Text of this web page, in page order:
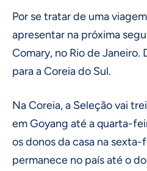
Por se tratar de uma
apresentar na próxima
Comary, no Rio de Janeiro.
para a Coreia do Sul.
Na Coreia, a Seleção vai
em Goyang até a quarta-
os donos da casa na
permanece no país até o